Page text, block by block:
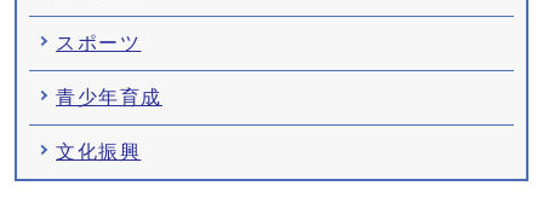
スポーツ
青少年育成
文化振興